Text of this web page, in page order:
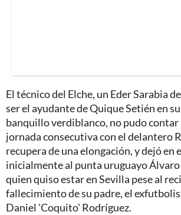
El técnico del Elche, un Eder Sarabia
ser el ayudante de Quique Setién en
banquillo verdiblanco, no pudo
jornada consecutiva con el delantero
recupera de una elongación, y dejó en
inicialmente al punta uruguayo
quien quiso estar en Sevilla pese al
fallecimiento de su padre, el
Daniel 'Coquito' Rodríguez.